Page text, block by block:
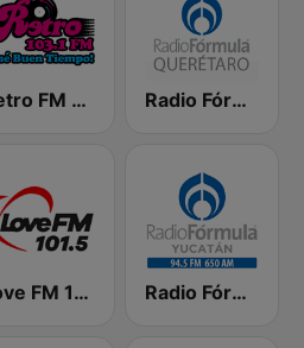
Retro FM 103.1 Radio Fórmula Querétaro
Love FM 101.5 Radio Fórmula Yucatán 94.5 FM